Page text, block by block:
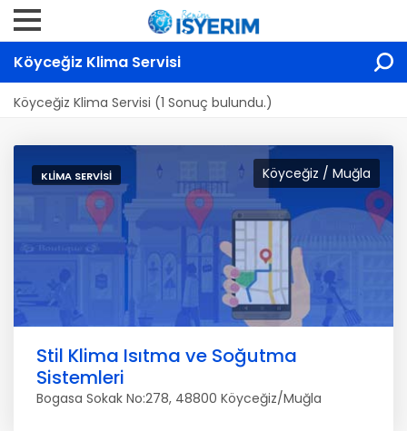
Köyceğiz Klima Servisi
Köyceğiz Klima Servisi (1 Sonuç bulundu.)
Köyceğiz / Muğla
KLIMA SERVISI
Stil Klima Isıtma ve Soğutma
Sistemleri
Bogasa Sokak No:278, 48800 Köyceğiz/Muğla